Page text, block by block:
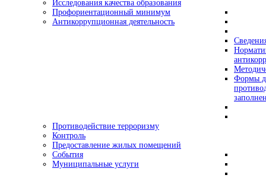
Исследования качества образования
Профориентационный минимум
Антикоррупционная деятельность
Формы
Противодействие терроризму
Контроль
Предоставление жилых помещений
События
Муниципальные услуги